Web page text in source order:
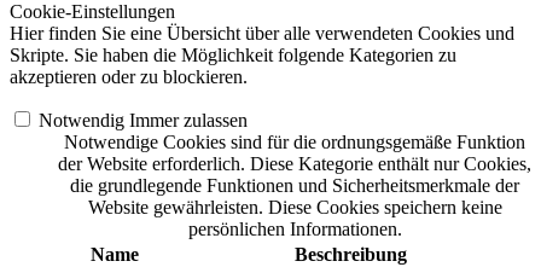
Cookie-Einstellungen
Hier finden Sie eine Übersicht über alle verwendeten Cookies und
Skripte. Sie haben die Möglichkeit folgende Kategorien zu
akzeptieren oder zu blockieren.
Notwendig Immer zulassen
Notwendige Cookies sind für die ordnungsgemäße Funktion
der Website erforderlich. Diese Kategorie enthält nur Cookies,
die grundlegende Funktionen und Sicherheitsmerkmale der
Website gewährleisten. Diese Cookies speichern keine
persönlichen Informationen.
Name
Beschreibung